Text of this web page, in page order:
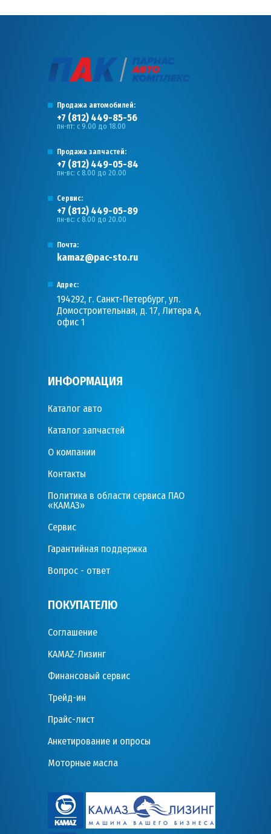
Продажа автомобилей:
+7 (812) 449-85-56
пн-пт: с 9.00 до 18.00
Продажа запчастей:
+7 (812) 449-05-84
пн-вс: с 8.00 до 20.00
Сервис:
+7 (812) 449-05-89
пн-вс: с 8.00 до 20.00
Почта:
kamaz@pac-sto.ru
Адрес:
194292, г. Санкт-Петербург, ул.
Домостроительная, д. 17, Литера А,
офис 1
ИНФОРМАЦИЯ
Каталог авто
Каталог запчастей
О компании
Контакты
Политика в области сервиса ПАО
«КАМАЗ»
Сервис
Гарантийная поддержка
Вопрос - ответ
ПОКУПАТЕЛЮ
Соглашение
KAMAZ-Лизинг
Финансовый сервис
Трейд-ин
Прайс-лист
Анкетирование и опросы
Моторные масла